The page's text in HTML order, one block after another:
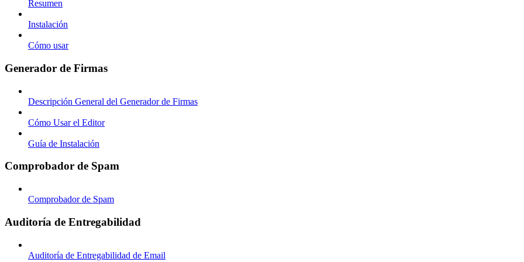
Resumen
Instalación
Cómo usar
Generador de Firmas
Descripción General del Generador de Firmas
Cómo Usar el Editor
Guía de Instalación
Comprobador de Spam
Comprobador de Spam
Auditoría de Entregabilidad
Auditoría de Entregabilidad de Email